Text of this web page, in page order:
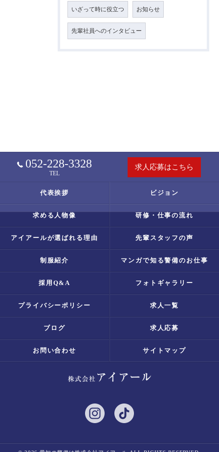
いざって時に役立つ お知らせ
先輩社員へのインタビュー
052-228-3328
TEL
求人応募はこちら
代表挨拶 ビジョン
求める人物像 研修・仕事の流れ
アイアールが選ばれる理由 先輩スタッフの声
制服紹介 マンガで知る警備のお仕事
採用Q&A フォトギャラリー
プライバシーポリシー 求人一覧
ブログ 求人応募
お問い合わせ サイトマップ